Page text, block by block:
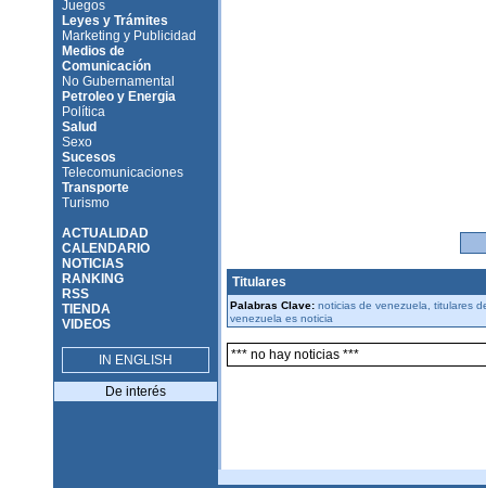
Juegos
Leyes y Trámites
Marketing y Publicidad
Medios de
Comunicación
No Gubernamental
Petroleo y Energia
Política
Salud
Sexo
Sucesos
Telecomunicaciones
Transporte
Turismo
ACTUALIDAD
CALENDARIO
NOTICIAS
RANKING
RSS
TIENDA
VIDEOS
IN ENGLISH
De interés
Titulares
Palabras Clave: noticias de venezuela, titulares
venezuela es noticia
*** no hay noticias ***